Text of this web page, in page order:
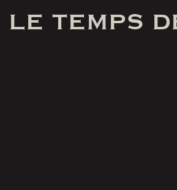
LE TEMPS
farce.